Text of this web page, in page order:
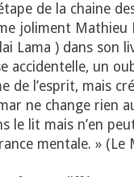
de la chaine
joliment Mathieu
Lama ) dans son
accidentelle, un
de l’esprit, mais
ne change rien
le lit mais n’en
mentale. » (Le